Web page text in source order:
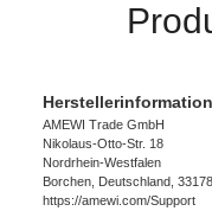
AMEWI Trade GmbH
Nikolaus-Otto-Str. 18
Nordrhein-Westfalen
Borchen, Deutschland, 33178
https://amewi.com/Support